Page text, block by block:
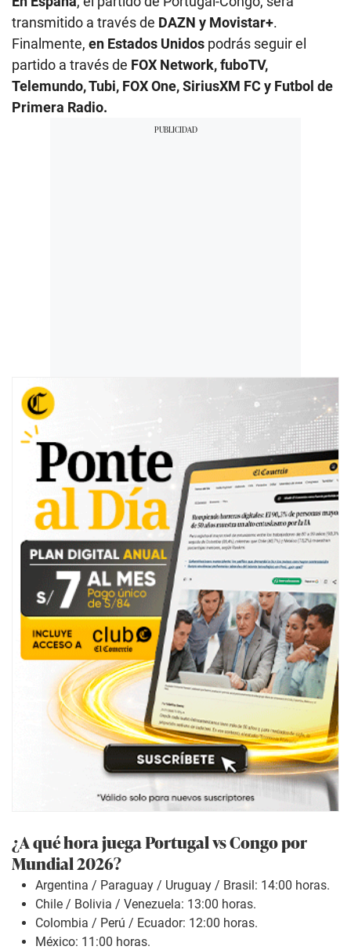
transmitido a través de DAZN y Movistar+.
Finalmente, en Estados Unidos podrás seguir el
partido a través de FOX Network, fuboTV,
Telemundo, Tubi, FOX One, SiriusXM FC y Futbol de
Primera Radio.
¿A qué hora juega Portugal vs Congo por
Mundial 2026?
Argentina / Paraguay / Uruguay / Brasil: 14:00 horas.
Chile / Bolivia / Venezuela: 13:00 horas.
Colombia / Perú / Ecuador: 12:00 horas.
México: 11:00 horas.